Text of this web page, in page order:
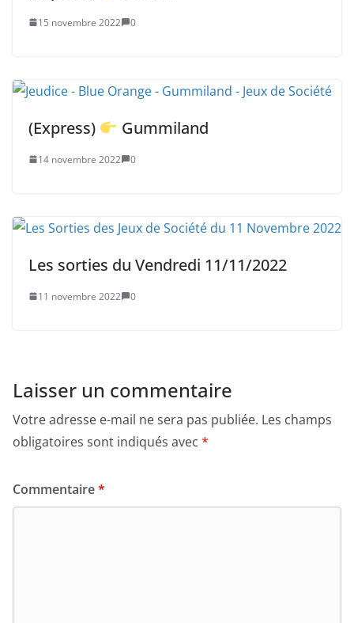
15 novembre 2022 0
(Express) Gummiland
14 novembre 2022 0
Les sorties du Vendredi 11/11/2022
11 novembre 2022 0
Laisser un commentaire
Votre adresse e-mail ne sera pas publiée. Les champs
obligatoires sont indiqués avec *
Commentaire*